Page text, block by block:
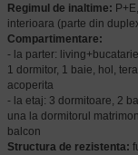
Regimul de inaltime:
interioara (parte din
Compartimentare:
- la parter:
1 dormitor, 1 baie, hol,
acoperita
- la etaj: 3 dormitoare, 2
una la dormitorul
balcon
Structura de rezistenta: